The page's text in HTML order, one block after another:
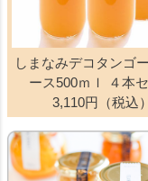
しまなみデコタンゴ
ース500ｍｌ ４本
3,110円（税込）